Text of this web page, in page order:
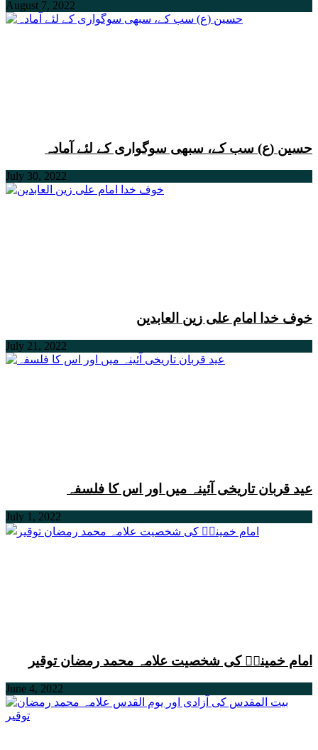
August 7, 2022
حسین (ع) سب کے، سبھی سوگواری کے لئے آمادہ
July 30, 2022
خوف خدا امام علی زین العابدین
July 21, 2022
عید قربان تاریخی آئینہ میں اور اس کا فلسفہ
July 1, 2022
امام خمینیؒ کی شخصیت علامہ محمد رمضان توقیر
June 4, 2022